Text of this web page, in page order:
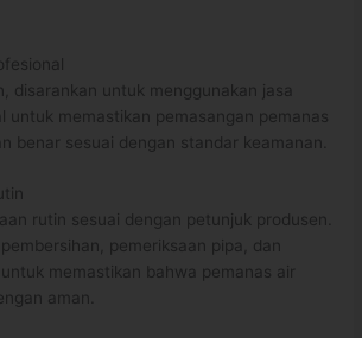
disarankan untuk menggunakan jasa
untuk memastikan pemasangan pemanas
benar sesuai dengan standar keamanan.
rutin sesuai dengan petunjuk produsen.
pemeriksaan pipa, dan
memastikan bahwa pemanas air
aman.